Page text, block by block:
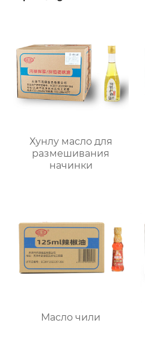
Хунлу масло для
размешивания
начинки
Масло чили